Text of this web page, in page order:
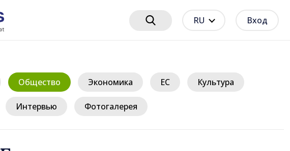
RU Вход
Общество Экономика ЕС Культура
Интервью Фотогалерея